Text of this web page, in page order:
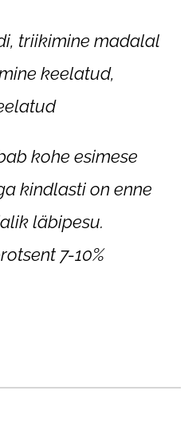
triikimine madalal
keelatud,
kohe esimese
kindlasti on enne
läbipesu.
7-10%